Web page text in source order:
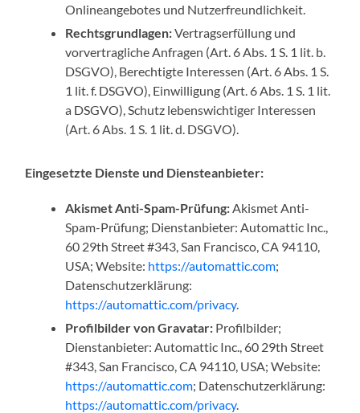
Onlineangebotes und Nutzerfreundlichkeit.
Rechtsgrundlagen:Vertragserfüllung und
vorvertragliche Anfragen (Art. 6 Abs. 1 S. 1 lit. b.
DSGVO), Berechtigte Interessen (Art. 6 Abs. 1 S.
1 lit. f. DSGVO), Einwilligung (Art. 6 Abs. 1 S. 1 lit.
a DSGVO), Schutz lebenswichtiger Interessen
(Art. 6 Abs. 1 S. 1 lit. d. DSGVO).
Eingesetzte Dienste und Diensteanbieter:
Akismet Anti-Spam-Prüfung: Akismet Anti-
Spam-Prüfung; Dienstanbieter: Automattic Inc.,
60 29th Street #343, San Francisco, CA 94110,
USA; Website: https://automattic.com;
Datenschutzerklärung:
https://automattic.com/privacy.
Profilbilder von Gravatar: Profilbilder;
Dienstanbieter: Automattic Inc., 60 29th Street
#343, San Francisco, CA 94110, USA; Website:
https://automattic.com; Datenschutzerklärung:
https://automattic.com/privacy.